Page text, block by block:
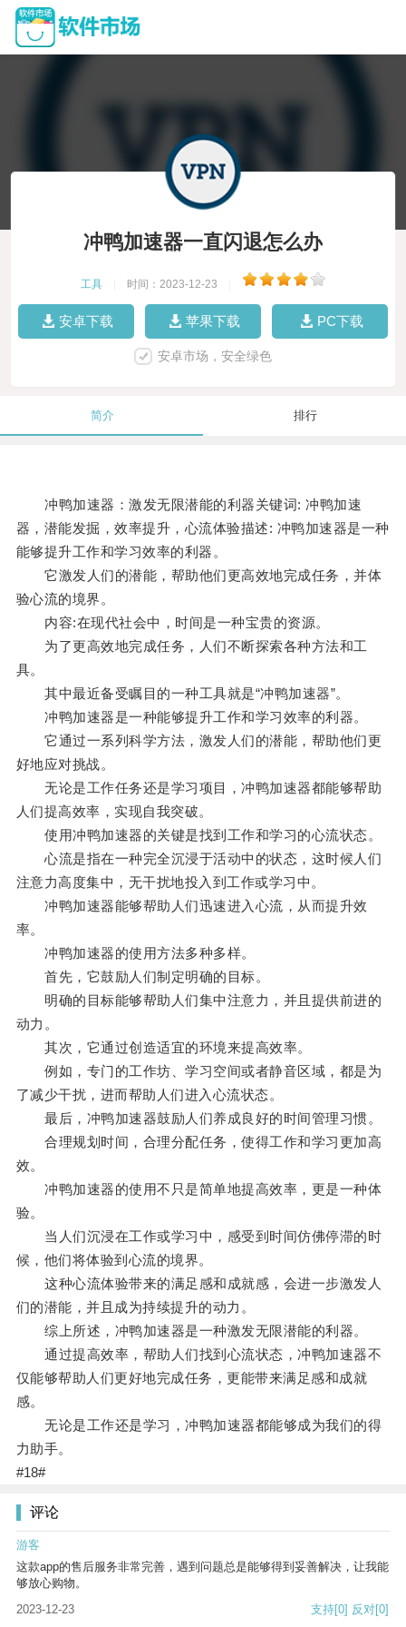
冲鸭加速器一直闪退怎么办
工具 时间：2023-12-23
安卓下载 苹果下载 PC下载
安卓市场，安全绿色
简介 排行
冲鸭加速器：激发无限潜能的利器关键词: 冲鸭加速
器，潜能发掘，效率提升，心流体验描述: 冲鸭加速器是一种
能够提升工作和学习效率的利器。
它激发人们的潜能，帮助他们更高效地完成任务，并体
验心流的境界。
内容:在现代社会中，时间是一种宝贵的资源。
为了更高效地完成任务，人们不断探索各种方法和工
具。
其中最近备受瞩目的一种工具就是“冲鸭加速器”。
冲鸭加速器是一种能够提升工作和学习效率的利器。
它通过一系列科学方法，激发人们的潜能，帮助他们更
好地应对挑战。
无论是工作任务还是学习项目，冲鸭加速器都能够帮助
人们提高效率，实现自我突破。
使用冲鸭加速器的关键是找到工作和学习的心流状态。
心流是指在一种完全沉浸于活动中的状态，这时候人们
注意力高度集中，无干扰地投入到工作或学习中。
冲鸭加速器能够帮助人们迅速进入心流，从而提升效
率。
冲鸭加速器的使用方法多种多样。
首先，它鼓励人们制定明确的目标。
明确的目标能够帮助人们集中注意力，并且提供前进的
动力。
其次，它通过创造适宜的环境来提高效率。
例如，专门的工作坊、学习空间或者静音区域，都是为
了减少干扰，进而帮助人们进入心流状态。
最后，冲鸭加速器鼓励人们养成良好的时间管理习惯。
合理规划时间，合理分配任务，使得工作和学习更加高
效。
冲鸭加速器的使用不只是简单地提高效率，更是一种体
验。
当人们沉浸在工作或学习中，感受到时间仿佛停滞的时
候，他们将体验到心流的境界。
这种心流体验带来的满足感和成就感，会进一步激发人
们的潜能，并且成为持续提升的动力。
综上所述，冲鸭加速器是一种激发无限潜能的利器。
通过提高效率，帮助人们找到心流状态，冲鸭加速器不
仅能够帮助人们更好地完成任务，更能带来满足感和成就
感。
无论是工作还是学习，冲鸭加速器都能够成为我们的得
力助手。
#18#
评论
游客
这款app的售后服务非常完善，遇到问题总是能够得到妥善解决，让我能
够放心购物。
2023-12-23
支持[0] 反对[0]